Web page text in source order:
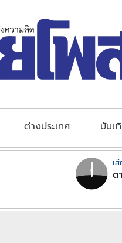
ต่างประเทศ บันเ
เ
ด